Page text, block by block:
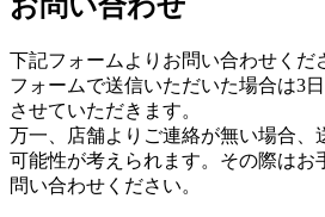
下記フォームよりお問い合わせくだ
フォームで送信いただいた場合は3
させていただきます。
万一、店舗よりご連絡が無い場合、
可能性が考えられます。その際はお
問い合わせください。